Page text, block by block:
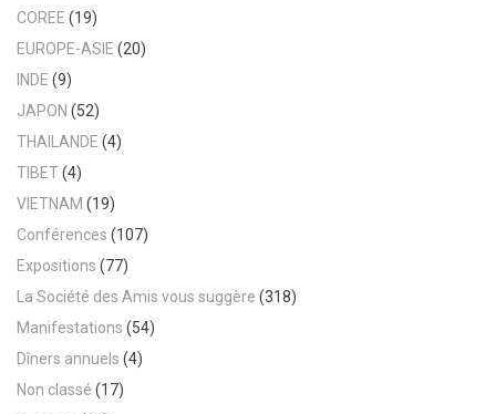
COREE (19)
EUROPE-ASIE (20)
INDE (9)
JAPON (52)
THAILANDE (4)
TIBET(4)
VIETNAM (19)
Conférences (107)
Expositions (77)
La Société des Amis vous suggère (318)
Manifestations (54)
Dîners annuels (4)
Non classé (17)